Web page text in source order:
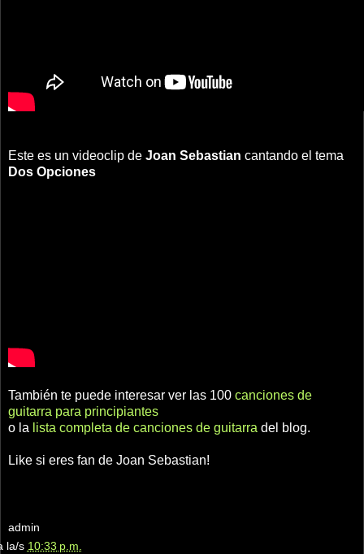
Este es un videoclip de Joan Sebastian cantando el tema
Dos Opciones
También te puede interesar ver las 100 canciones de
guitarra para principiantes
o la lista completa de canciones de guitarra del blog.
Like si eres fan de Joan Sebastian!
admin
la/s 10:33 p.m.